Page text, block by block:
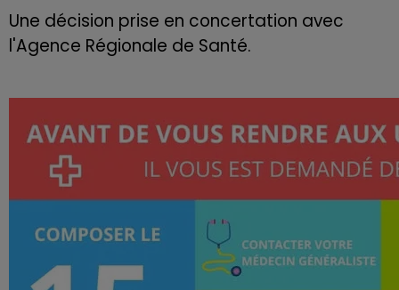
Une décision prise en concertation avec
l'Agence Régionale de Santé.